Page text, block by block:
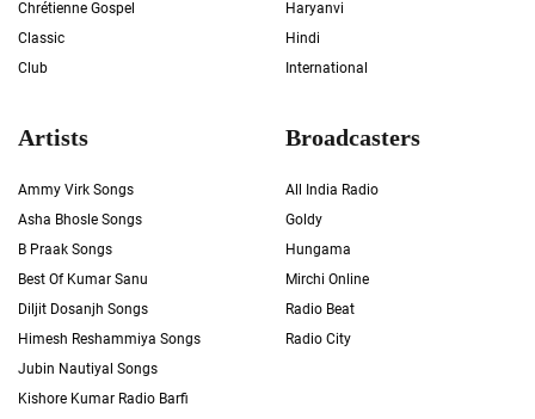
Chrétienne Gospel
Classic
Club
Haryanvi
Hindi
International
Artists
Ammy Virk Songs
Asha Bhosle Songs
B Praak Songs
Best Of Kumar Sanu
Diljit Dosanjh Songs
Himesh Reshammiya Songs
Jubin Nautiyal Songs
Kishore Kumar Radio Barfi
Broadcasters
All India Radio
Goldy
Hungama
Mirchi Online
Radio Beat
Radio City